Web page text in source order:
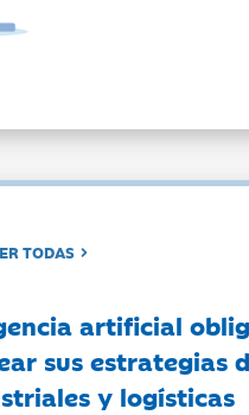
TODAS
artificial
sus estrategias
y logísticas